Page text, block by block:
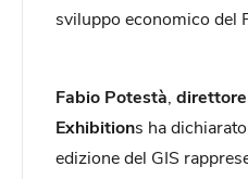
sviluppo economico del
Fabio Potestà
Exhibitions ha
edizione del GIS